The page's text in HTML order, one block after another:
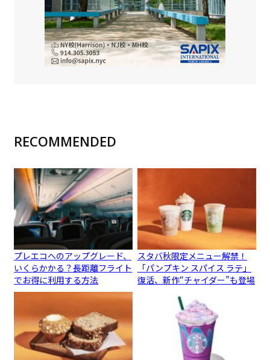
RECOMMENDED
プレエコへのアップグレード、
いくらかかる？長距離フライト
でお得に利用する方法
スタバ秋限定メニュー解禁！
「パンプキン スパイス ラテ」
復活、新作“チャイダー”も登場